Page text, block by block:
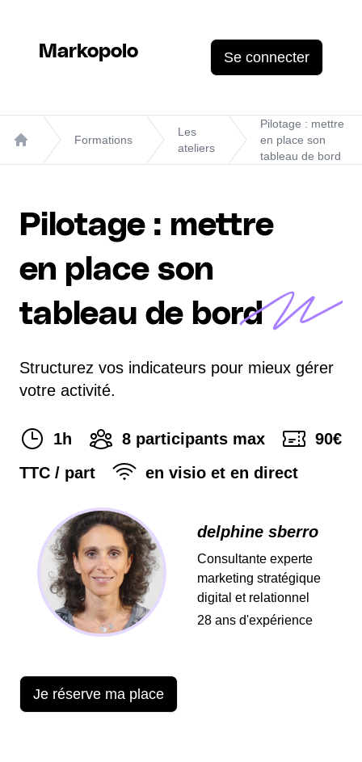
Markopolo Se connecter
Home
Formations
Les
ateliers
Pilotage : mettre
en place son
tableau de bord
Pilotage : mettre
en place son
tableau de bord
Structurez vos indicateurs pour mieux gérer
votre activité.
1h 8 participants max 90€
TTC / part
en visio et en direct
delphine sberro
Consultante experte
marketing stratégique
digital et relationnel
28ans d'expérience
Je réserve ma place